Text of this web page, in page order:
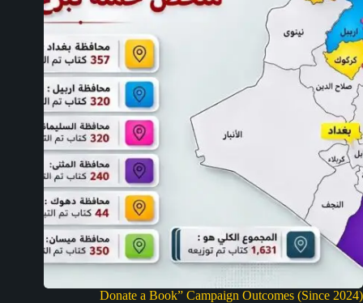
Donate a Book” Campaign Outcomes (Since 2024)